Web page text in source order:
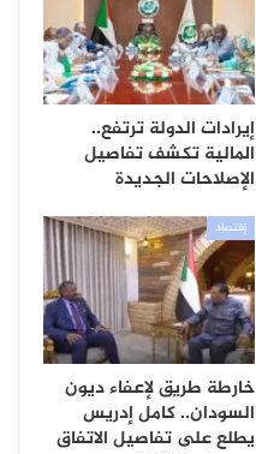
إيرادات الدولة ترتفع..
المالية تكشف تفاصيل
الإصلاحات الجديدة
إقتصاد
خارطة طريق لإعفاء ديون
السودان.. كامل إدريس
يطلع على تفاصيل الاتفاق